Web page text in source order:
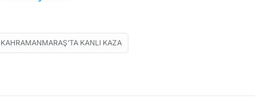
KAHRAMANMARAŞ’TA KANLI KAZA